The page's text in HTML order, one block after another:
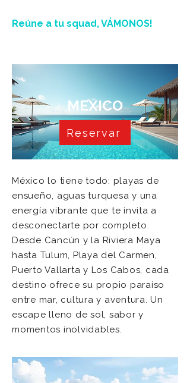
Reúne a tu squad,VÁMONOS!
MEXICO
Reservar
México lo tiene todo: playas de
ensueño, aguas turquesa y una
energía vibrante que te invita a
desconectarte por completo.
Desde Cancún y la Riviera Maya
hasta Tulum, Playa del Carmen,
Puerto Vallarta y Los Cabos, cada
destino ofrece su propio paraíso
entre mar, cultura y aventura. Un
escape lleno de sol, sabor y
momentos inolvidables.